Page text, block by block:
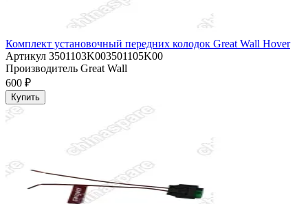
Комплект установочный передних колодок Great Wall Hover
Артикул 3501103K003501105K00
Производитель Great Wall
600 ₽
Купить